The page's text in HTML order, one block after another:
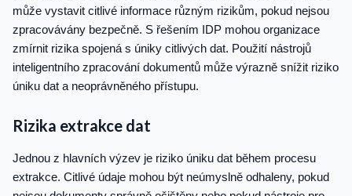
může vystavit citlivé informace různým rizikům, pokud nejsou
zpracovávány bezpečně. S řešením IDP mohou organizace
zmírnit rizika spojená s úniky citlivých dat. Použití nástrojů
inteligentního zpracování dokumentů může výrazně snížit riziko
úniku dat a neoprávněného přístupu.
Rizika extrakce dat
Jednou z hlavních výzev je riziko úniku dat během procesu
extrakce. Citlivé údaje mohou být neúmyslně odhaleny, pokud